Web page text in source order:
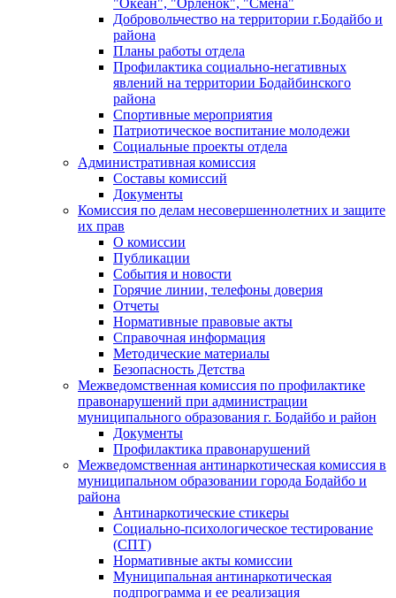
"Океан", "Орленок", "Смена"
Добровольчество на территории г.Бодайбо и
района
Планы работы отдела
Профилактика социально-негативных
явлений на территории Бодайбинского
района
Спортивные мероприятия
Патриотическое воспитание молодежи
Социальные проекты отдела
Административная комиссия
Составы комиссий
Документы
Комиссия по делам несовершеннолетних и защите
их прав
О комиссии
Публикации
События и новости
Горячие линии, телефоны доверия
Отчеты
Нормативные правовые акты
Справочная информация
Методические материалы
Безопасность Детства
Межведомственная комиссия по профилактике
правонарушений при администрации
муниципального образования г. Бодайбо и район
Документы
Профилактика правонарушений
Межведомственная антинаркотическая комиссия в
муниципальном образовании города Бодайбо и
района
Антинаркотические стикеры
Социально-психологическое тестирование
(СПТ)
Нормативные акты комиссии
Муниципальная антинаркотическая
подпрограмма и ее реализация